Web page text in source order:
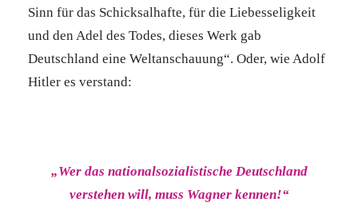
Sinn für das Schicksalhafte, für die Liebesseligkeit
und den Adel des Todes, dieses Werk gab
Deutschland eine Weltanschauung“. Oder, wie Adolf
Hitler es verstand:
„Wer das nationalsozialistische Deutschland
verstehen will, muss Wagner kennen!“